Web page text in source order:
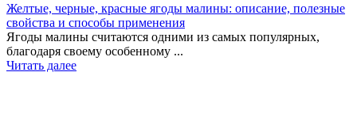
Желтые, черные, красные ягоды малины: описание, полезные
свойства и способы применения
Ягоды малины считаются одними из самых популярных,
благодаря своему особенному ...
Читать далее